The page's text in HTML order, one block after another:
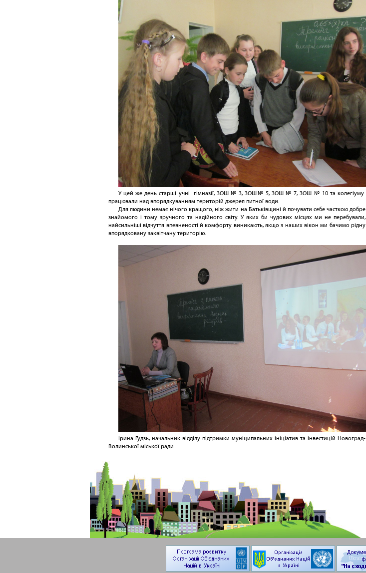
У цей же день старші учні гімназії, ЗОШ № 3, ЗОШ№ 5, ЗОШ № 7, ЗОШ № 10 та колегіуму
працювали над впорядкуванням територій джерел питної води.
Для людини немає нічого кращого, ніж жити на Батьківщині й почувати себе часткою добре
знайомого і тому зручного та надійного світу. У яких би чудових місцях ми не перебували,
найсильніші відчуття впевненості й комфорту виникають, якщо з наших вікон ми бачимо рідну
впорядковану заквітчану територію.
Ірина Гудзь, начальник відділу підтримки муніципальних ініціатив та інвестицій Новоград-
Волинської міської ради